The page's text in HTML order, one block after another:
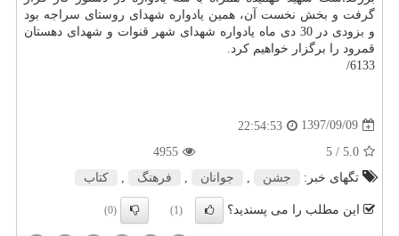
گرفت و بخش نخست آن، همین یادواره شهدای روستای سراجه بود
و بزودی در 30 دی ماه یادواره شهدای شهر قنوات و شهدای دهستان
قمرود را برگزار خواهیم كرد.
6133/
1397/09/09
22:54:53
5.0
/ 5
4955
تگهای خبر:
جشن جوانان فرهنگ كتاب
این مطلب را می پسندید؟ (1)
(0)